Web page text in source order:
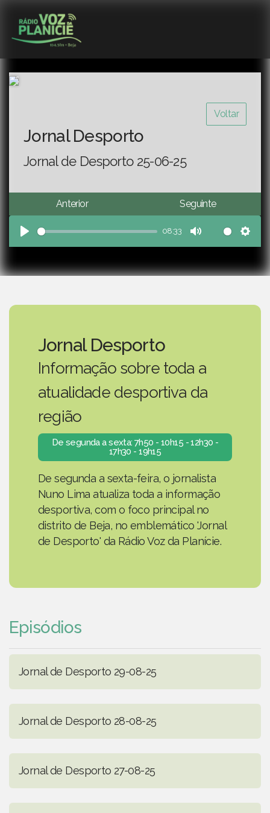
Voltar
Jornal Desporto
Jornal de Desporto 25-06-25
Anterior Seguinte
Play
08:33
Mute
Jornal Desporto
Informação sobre toda a
atualidade desportiva da
região
De segunda a sexta: 7h50 - 10h15 - 12h30 -
17h30 - 19h15
De segunda a sexta-feira, o jornalista
Nuno Lima atualiza toda a informação
desportiva, com o foco principal no
distrito de Beja, no emblemático 'Jornal
de Desporto' da Rádio Voz da Planície.
Episódios
Jornal de Desporto 29-08-25
Jornal de Desporto 28-08-25
Jornal de Desporto 27-08-25